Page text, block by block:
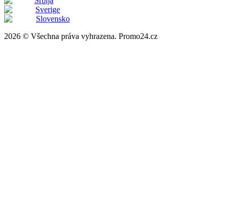
Sverige
Slovensko
2026 © Všechna práva vyhrazena. Promo24.cz